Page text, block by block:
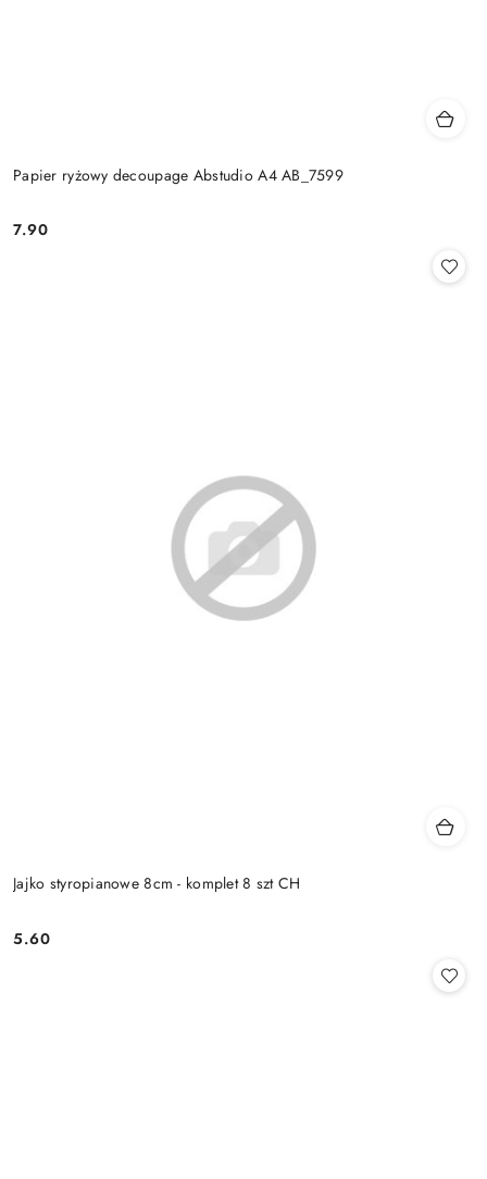
Papier ryżowy decoupage Abstudio A4 AB_7599
Cena:
7.90
Jajko styropianowe 8cm - komplet 8 szt CH
Cena:
5.60